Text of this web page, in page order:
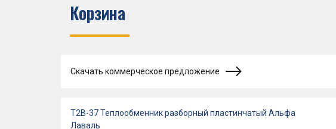
Корзина
Скачать коммерческое предложение
T2B-37 Теплообменник разборный пластинчатый Альфа
Лаваль